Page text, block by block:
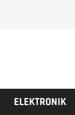
ELEKTRONIK